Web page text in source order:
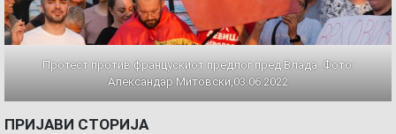
Протест против францускиот предлог пред Влада. Фото:
Александар Митовски,03.06.2022
ПРИЈАВИ СТОРИЈА